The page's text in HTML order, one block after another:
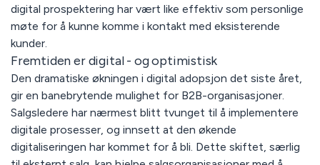
digital prospektering har vært like effektiv som personlige
møte for å kunne komme i kontakt med eksisterende
kunder.
Fremtiden er digital - og optimistisk
Den dramatiske økningen i digital adopsjon det siste året,
gir en banebrytende mulighet for B2B-organisasjoner.
Salgsledere har nærmest blitt tvunget til å implementere
digitale prosesser, og innsett at den økende
digitaliseringen har kommet for å bli. Dette skiftet, særlig